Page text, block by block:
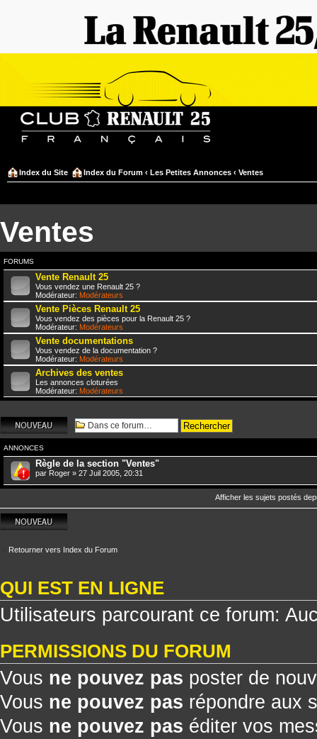
Index du Site Index du Forum ‹ Les Petites Annonces ‹ Ventes
Ventes
FORUMS
Vente Renault 25
Vous vendez une Renault 25 ?
Modérateur: Modérateurs
Vente Pièces Renault 25
Vous vendez des pièces pour la Renault 25 ?
Modérateur: Modérateurs
Vente documentations
Vous vendez de la documentation ?
Modérateur: Modérateurs
Archives des ventes
Les annonces cloturées
Modérateur: Modérateurs
Écrire un nouveau
sujet
ANNONCES
Règle de la section "Ventes"
par Roger » 27 Juil 2005, 20:31
Afficher les sujets postés
Écrire un nouveau
sujet
Retourner vers Index du Forum
QUI EST EN LIGNE
Utilisateurs parcourant ce forum:
PERMISSIONS DU FORUM
Vous ne pouvez pas poster de
Vous ne pouvez pas répondre aux
Vous ne pouvez pas éditer vos